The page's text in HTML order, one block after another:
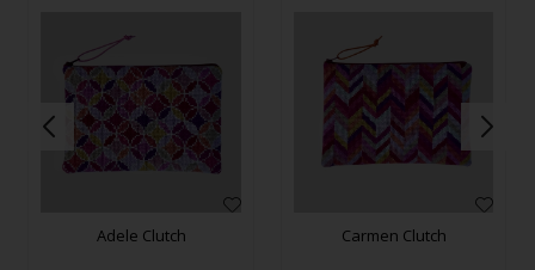
Adele Clutch Carmen Clutch